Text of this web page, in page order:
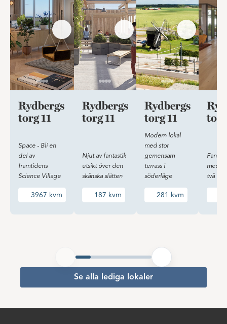
Rydbergs
torg 11
Space - Bli en
del av
framtidens
Science Village
3967 kvm
Rydbergs
torg 11
Njut av fantastik
utsikt över den
skånska slätten
187 kvm
Rydbergs
torg 11
Modern lokal
med stor
gemensam
terrass i
söderläge
281 kvm
torg
med
två
Se alla lediga lokaler